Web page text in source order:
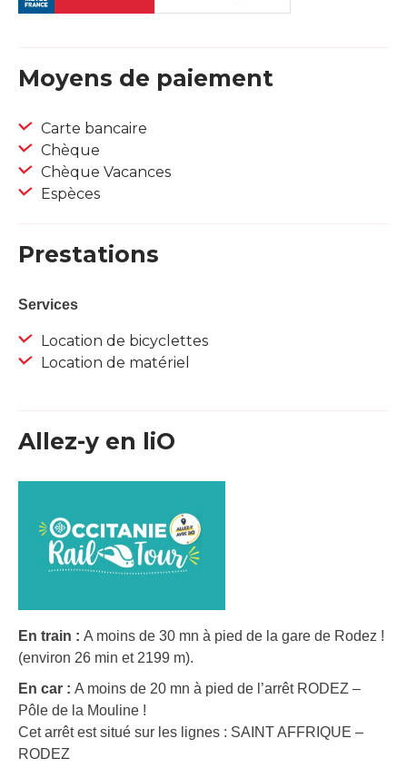
Moyens de paiement
Carte bancaire
Chèque
Chèque Vacances
Espèces
Prestations
Services
Location de bicyclettes
Location de matériel
Allez-y en liO
En train : A moins de 30 mn à pied de la gare de Rodez !
(environ 26 min et 2199 m).
En car : A moins de 20 mn à pied de l’arrêt RODEZ –
Pôle de la Mouline !
Cet arrêt est situé sur les lignes : SAINT AFFRIQUE –
RODEZ